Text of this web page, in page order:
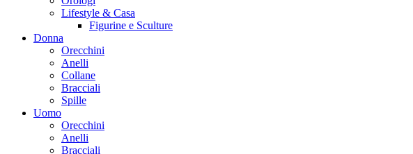
Lifestyle & Casa
Figurine e Sculture
Donna
Orecchini
Anelli
Collane
Bracciali
Spille
Uomo
Orecchini
Anelli
Bracciali